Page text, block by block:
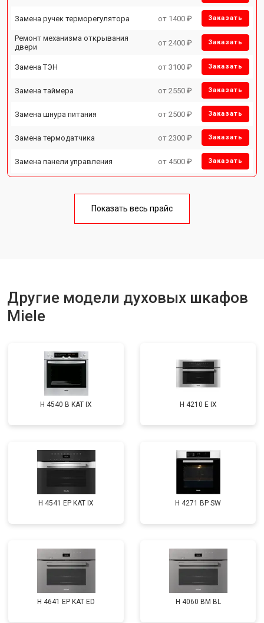
Замена ручек терморегулятора от 1400 ₽ Заказать
Ремонт механизма открывания
двери
от 2400 ₽ Заказать
Замена ТЭН от 3100 ₽ Заказать
Замена таймера от 2550 ₽ Заказать
Замена шнура питания от 2500 ₽ Заказать
Замена термодатчика от 2300 ₽ Заказать
Замена панели управления от 4500 ₽ Заказать
Показать весь прайс
Другие модели духовых шкафов
Miele
H 4540 B KAT IX H 4210 E IX
H 4541 EP KAT IX H 4271 BP SW
H 4641 EP KAT ED H 4060 BM BL